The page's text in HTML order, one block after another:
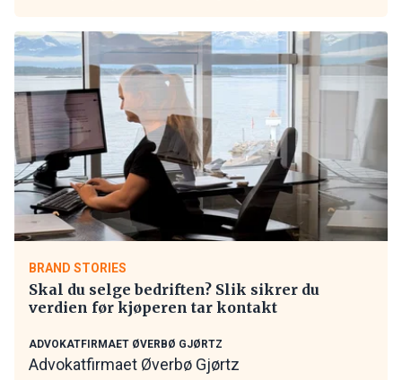
BRAND STORIES
Skal du selge bedriften? Slik sikrer du
verdien før kjøperen tar kontakt
ADVOKATFIRMAET ØVERBØ GJØRTZ
Advokatfirmaet Øverbø Gjørtz